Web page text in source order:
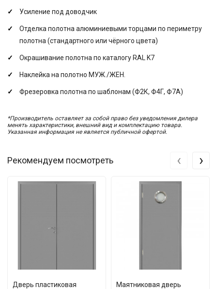
Усиление под доводчик
Отделка полотна алюминиевыми торцами по периметру
полотна (стандартного или чёрного цвета)
Окрашивание полотна по каталогу RAL K7
Наклейка на полотно МУЖ./ЖЕН.
Фрезеровка полотна по шаблонам (Ф2К, Ф4Г, Ф7А)
*Производитель оставляет за собой право без уведомления дилера
менять характеристики, внешний вид и комплектацию товара.
Указанная информация не является публичной офертой.
Рекомендуем посмотреть
Дверь пластиковая
Маятниковая дверь
‹ ›